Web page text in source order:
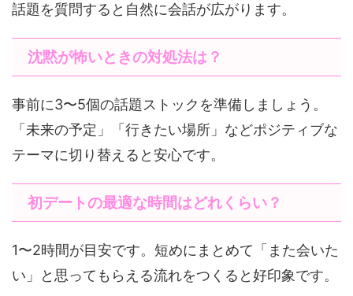
話題を質問すると自然に会話が広がります。
沈黙が怖いときの対処法は？
事前に3〜5個の話題ストックを準備しましょう。
「未来の予定」「行きたい場所」などポジティブな
テーマに切り替えると安心です。
初デートの最適な時間はどれくらい？
1〜2時間が目安です。短めにまとめて「また会いた
い」と思ってもらえる流れをつくると好印象です。